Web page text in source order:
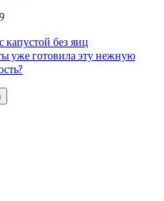
капустой без яиц
уже готовила эту нежную